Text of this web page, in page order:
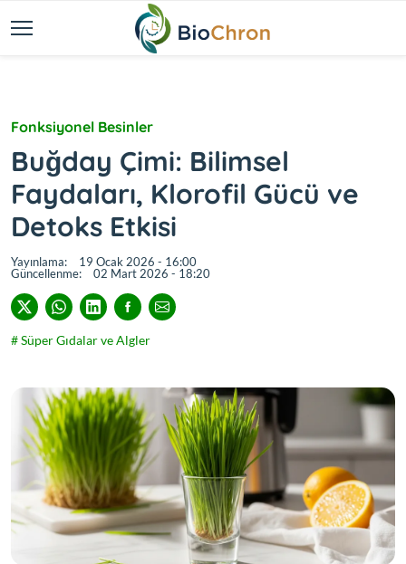
Fonksiyonel Besinler
Buğday Çimi: Bilimsel
Faydaları, Klorofil Gücü ve
Detoks Etkisi
Yayınlama:
19 Ocak 2026 - 16:00
Güncellenme:
02 Mart 2026 - 18:20
# Süper Gıdalar ve Algler